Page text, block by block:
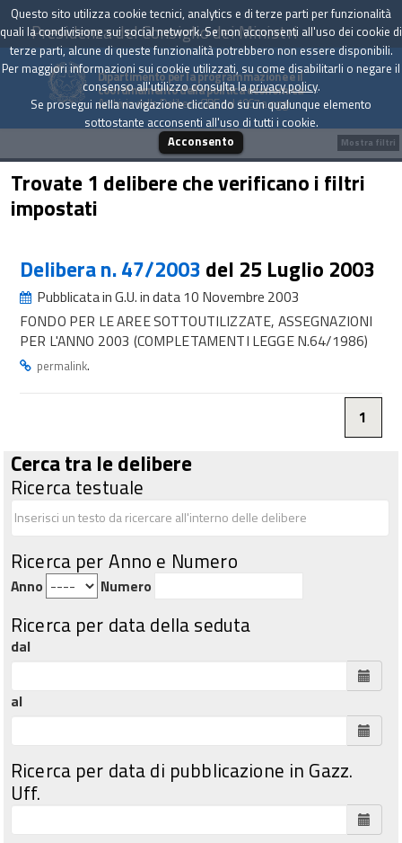
Presidenza del Consiglio dei Ministri
Dipartimento per la programmazione e il
coordinamento della politica economica
Archivio delle Delibere CIPE dal 1967 a oggi
Trovate 1 delibere che verificano i filtri
impostati
Delibera n. 47/2003 del 25 Luglio 2003
Pubblicata in G.U. in data 10 Novembre 2003
FONDO PER LE AREE SOTTOUTILIZZATE, ASSEGNAZIONI
PER L'ANNO 2003 (COMPLETAMENTI LEGGE N.64/1986)
permalink.
1
Cerca tra le delibere
Ricerca testuale
Ricerca per Anno e Numero
Anno Numero
Ricerca per data della seduta
dal
al
Ricerca per data di pubblicazione in Gazz.
Uff.
Mostra filtri
Questo sito utilizza cookie tecnici, analytics e di terze parti per funzionalità
quali la condivisione sui social network. Se non acconsenti all'uso dei cookie di
terze parti, alcune di queste funzionalità potrebbero non essere disponibili.
Per maggiori informazioni sui cookie utilizzati, su come disabilitarli o negare il
consenso all'utilizzo consulta laprivacy policy.
Se prosegui nella navigazione cliccando su un qualunque elemento
sottostante acconsenti all'uso di tutti i cookie.
Acconsento